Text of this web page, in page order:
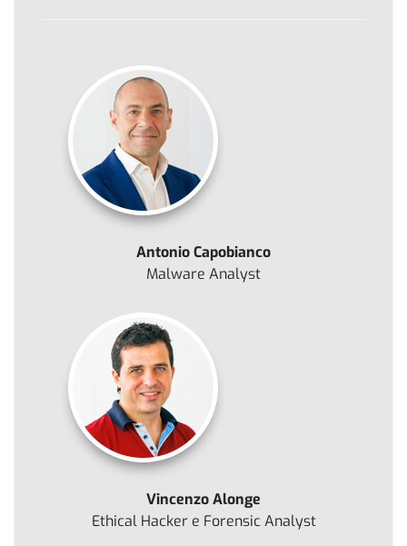
Antonio Capobianco
Malware Analyst
Vincenzo Alonge
Ethical Hacker e Forensic Analyst